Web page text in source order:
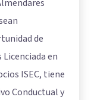
de
en
ISEC, tiene
Conductual y